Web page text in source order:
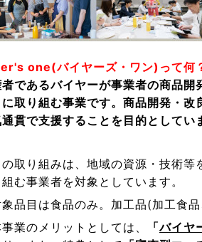
one(バイヤーズ・ワン)って何
者であるバイヤーが事業者の商品
に取り組む事業です。商品開発・
貫で支援することを目的としてい
取り組みは、地域の資源・技術等
む事業者を対象としています。
品目は食品のみ。加工品(加工食品
業のメリットとしては、
「バイヤ